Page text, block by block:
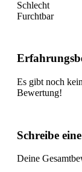
Schlecht
Furchtbar
Es gibt noch
Bewertung!
Schreibe
Deine